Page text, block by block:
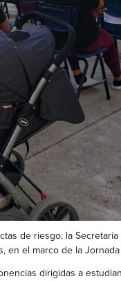
de riesgo, la
el marco de la
dirigidas a